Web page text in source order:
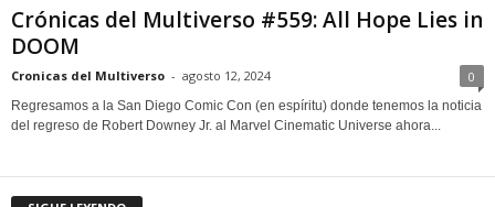
Crónicas del Multiverso #559: All Hope Lies in
DOOM
Cronicas del Multiverso - agosto 12, 2024 0
Regresamos a la San Diego Comic Con (en espíritu) donde tenemos la noticia
del regreso de Robert Downey Jr. al Marvel Cinematic Universe ahora...